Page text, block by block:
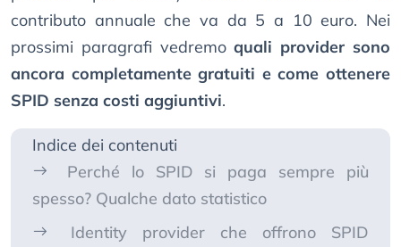
contributo annuale che va da 5 a 10 euro. Nei
prossimi paragrafi vedremoquali provider sono
ancora completamente gratuiti e come ottenere
SPID senza costi aggiuntivi.
Indice dei contenuti
Perché lo SPID si paga sempre più
spesso? Qualche dato statistico
Identity provider che offrono SPID